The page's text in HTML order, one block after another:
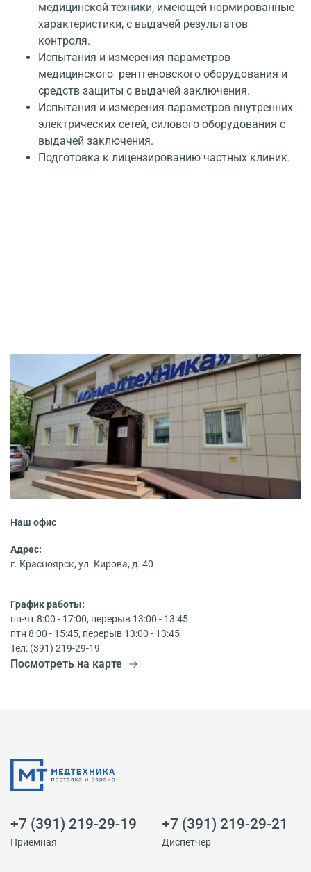
медицинской техники, имеющей нормированные
характеристики, с выдачей результатов
контроля.
Испытания и измерения параметров
медицинского рентгеновского оборудования и
средств защиты с выдачей заключения.
Испытания и измерения параметров внутренних
электрических сетей, силового оборудования с
выдачей заключения.
Подготовка к лицензированию частных клиник.
Наш офис
Адрес:
г. Красноярск, ул. Кирова, д. 40
График работы:
пн-чт 8:00 - 17:00, перерыв 13:00 - 13:45
птн 8:00 - 15:45, перерыв 13:00 - 13:45
Тел: (391) 219-29-19
Посмотреть на карте
+7 (391) 219-29-19
Приемная
+7 (391) 219-29-21
Диспетчер